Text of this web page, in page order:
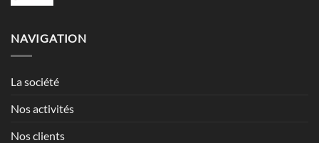
NAVIGATION
La société
Nos activités
Nos clients